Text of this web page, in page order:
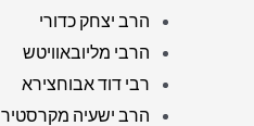
הרב יצחק כדורי
הרבי מליובאוויטש
רבי דוד אבוחצירא
הרב ישעיה מקרסטיר